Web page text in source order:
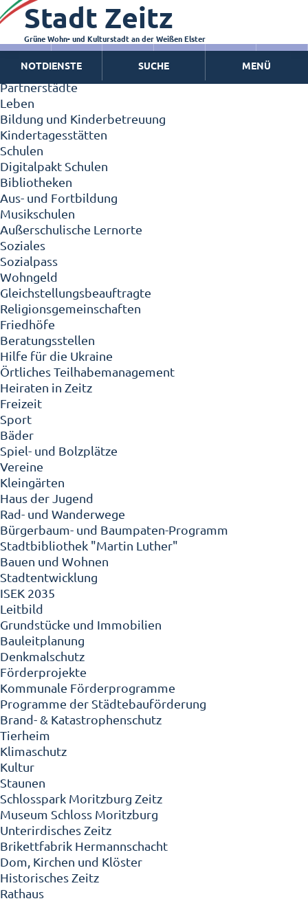
Zeitz - Die Kleinstadt
Willkommen in Zeitz!
Interview mit Oberbürgermeister Christian Thieme
Zeitz - Stadt der Zukunft
Ortschaften
Partnerstädte
Leben
Bildung und Kinderbetreuung
Kindertagesstätten
Schulen
Digitalpakt Schulen
Bibliotheken
Aus- und Fortbildung
Musikschulen
Außerschulische Lernorte
Soziales
Sozialpass
Wohngeld
Gleichstellungsbeauftragte
Religionsgemeinschaften
Friedhöfe
Beratungsstellen
Hilfe für die Ukraine
Örtliches Teilhabemanagement
Heiraten in Zeitz
Freizeit
Sport
Bäder
Spiel- und Bolzplätze
Vereine
Kleingärten
Haus der Jugend
Rad- und Wanderwege
Bürgerbaum- und Baumpaten-Programm
Stadtbibliothek "Martin Luther"
Bauen und Wohnen
Stadtentwicklung
ISEK 2035
Leitbild
Grundstücke und Immobilien
Bauleitplanung
Denkmalschutz
Förderprojekte
Kommunale Förderprogramme
Programme der Städtebauförderung
Brand- & Katastrophenschutz
Tierheim
Klimaschutz
Kultur
Staunen
Schlosspark Moritzburg Zeitz
Museum Schloss Moritzburg
Unterirdisches Zeitz
Brikettfabrik Hermannschacht
Dom, Kirchen und Klöster
Historisches Zeitz
Rathaus
Stadt Zeitz
Grüne Wohn- und Kulturstadt an der Weißen Elster
NOTDIENSTE SUCHE MENÜ